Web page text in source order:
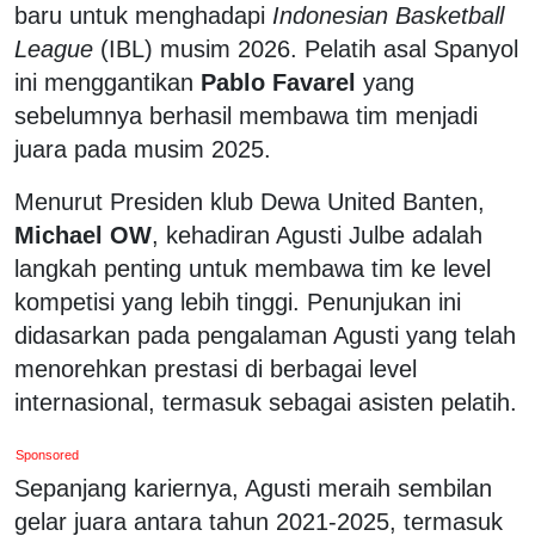
baru untuk menghadapi Indonesian Basketball
League (IBL) musim 2026. Pelatih asal Spanyol
ini menggantikan Pablo Favarel yang
sebelumnya berhasil membawa tim menjadi
juara pada musim 2025.
Menurut Presiden klub Dewa United Banten,
Michael OW, kehadiran Agusti Julbe adalah
langkah penting untuk membawa tim ke level
kompetisi yang lebih tinggi. Penunjukan ini
didasarkan pada pengalaman Agusti yang telah
menorehkan prestasi di berbagai level
internasional, termasuk sebagai asisten pelatih.
Sponsored
Sepanjang kariernya, Agusti meraih sembilan
gelar juara antara tahun 2021-2025, termasuk